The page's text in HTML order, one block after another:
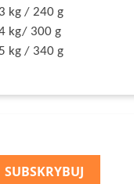
3 kg / 240 g
kg/ 300 g
5 kg / 340 g